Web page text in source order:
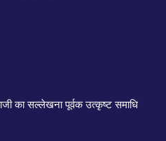
का सल्लेखना पूर्वक उत्कृष्ट समाधि